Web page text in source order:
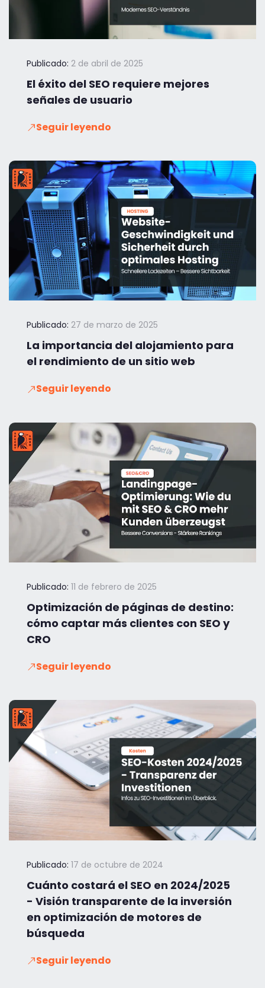
Publicado: 2 de abril de 2025
El éxito del SEO requiere mejores
señales de usuario
Seguir leyendo
Publicado: 27 de marzo de 2025
La importancia del alojamiento para
el rendimiento de un sitio web
Seguir leyendo
Publicado: 11 de febrero de 2025
Optimización de páginas de destino:
cómo captar más clientes con SEO y
CRO
Seguir leyendo
Publicado: 17 de octubre de 2024
Cuánto costará el SEO en 2024/2025
- Visión transparente de la inversión
en optimización de motores de
búsqueda
Seguir leyendo